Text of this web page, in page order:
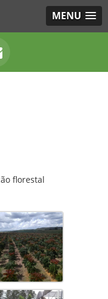
MENU
florestal